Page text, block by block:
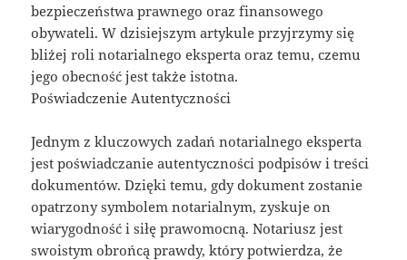
bezpieczeństwa prawnego oraz finansowego
obywateli. W dzisiejszym artykule przyjrzymy się
bliżej roli notarialnego eksperta oraz temu, czemu
jego obecność jest także istotna.
Poświadczenie Autentyczności
Jednym z kluczowych zadań notarialnego eksperta
jest poświadczanie autentyczności podpisów i treści
dokumentów. Dzięki temu, gdy dokument zostanie
opatrzony symbolem notarialnym, zyskuje on
wiarygodność i siłę prawomocną. Notariusz jest
swoistym obrońcą prawdy, który potwierdza, że